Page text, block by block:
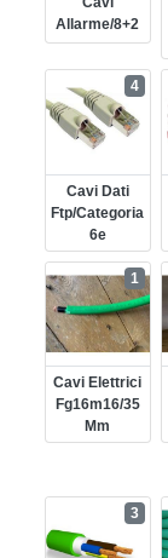
Allarme/8+2
Cavi Dati
Ftp/categoria
6e
4
Cavi Elettrici
Fg16m16/35
Mm
1
3